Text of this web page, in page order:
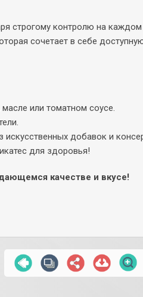
строгому контролю на каждом
сочетает в себе
или томатном соусе.
добавок и
для здоровья!
качестве и вкусе!